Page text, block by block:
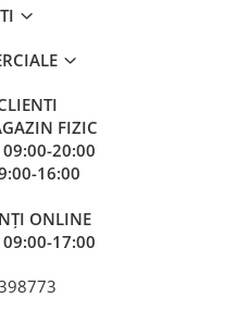
FIZIC
09:00-20:00
16:00
ONLINE
09:00-17:00